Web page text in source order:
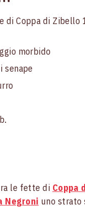
di Coppa di Zibello
morbido
senape
le fette di Coppa
Negroni uno